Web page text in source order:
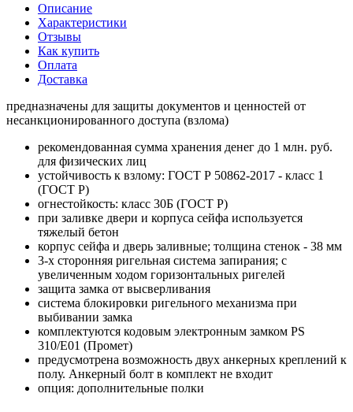
Описание
Характеристики
Отзывы
Как купить
Оплата
Доставка
предназначены для защиты документов и ценностей от
несанкционированного доступа (взлома)
рекомендованная сумма хранения денег до 1 млн. руб.
для физических лиц
устойчивость к взлому: ГОСТ Р 50862-2017 - класс 1
(ГОСТ Р)
огнестойкость: класс 30Б (ГОСТ Р)
при заливке двери и корпуса сейфа используется
тяжелый бетон
корпус сейфа и дверь заливные; толщина стенок - 38 мм
3-х сторонняя ригельная система запирания; с
увеличенным ходом горизонтальных ригелей
защита замка от высверливания
система блокировки ригельного механизма при
выбивании замка
комплектуются кодовым электронным замком PS
310/E01 (Промет)
предусмотрена возможность двух анкерных креплений к
полу. Анкерный болт в комплект не входит
опция: дополнительные полки